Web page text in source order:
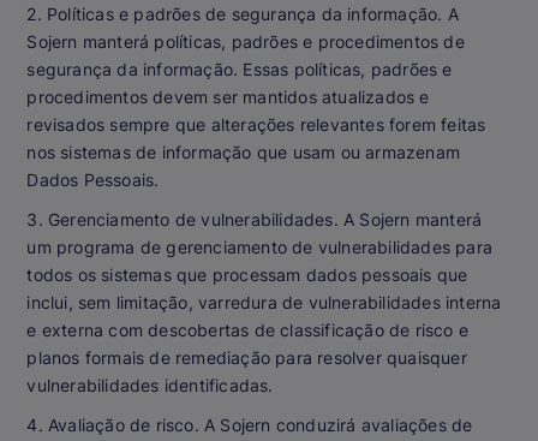
2. Políticas e padrões de segurança da informação. A
Sojern manterá políticas, padrões e procedimentos de
segurança da informação. Essas políticas, padrões e
procedimentos devem ser mantidos atualizados e
revisados sempre que alterações relevantes forem feitas
nos sistemas de informação que usam ou armazenam
Dados Pessoais.
3. Gerenciamento de vulnerabilidades. A Sojern manterá
um programa de gerenciamento de vulnerabilidades para
todos os sistemas que processam dados pessoais que
inclui, sem limitação, varredura de vulnerabilidades interna
e externa com descobertas de classificação de risco e
planos formais de remediação para resolver quaisquer
vulnerabilidades identificadas.
4. Avaliação de risco. A Sojern conduzirá avaliações de